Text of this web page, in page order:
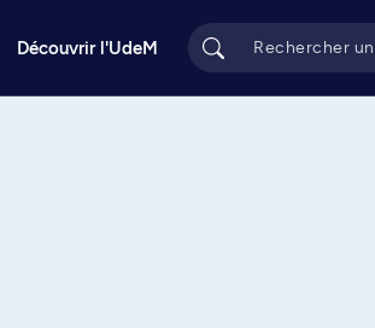
Découvrir l'UdeM